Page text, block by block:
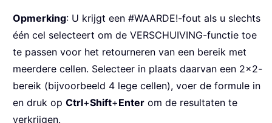
Opmerking: U krijgt een #WAARDE!-fout als u slechts
één cel selecteert om de VERSCHUIVING-functie toe
te passen voor het retourneren van een bereik met
meerdere cellen. Selecteer in plaats daarvan een 2×2-
bereik (bijvoorbeeld 4 lege cellen), voer de formule in
en druk op Ctrl+Shift+Enter om de resultaten te
verkrijgen.